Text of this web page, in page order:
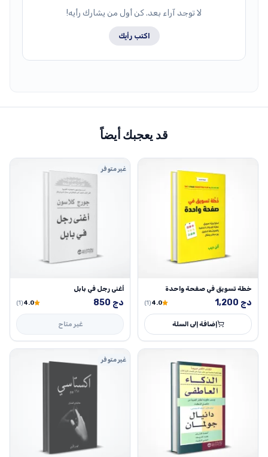
لا توجد آراء بعد. كن أول من يشارك رأيه!
اكتب رأيك
قد يعجبك أيضاً
خطة تسويق في صفحة واحدة
1,200 دج 4.0
(1)
إضافة إلى السلة
غير متوفر
أغنى رجل في بابل
850 دج 4.0
(1)
غير متاح
غير متوفر